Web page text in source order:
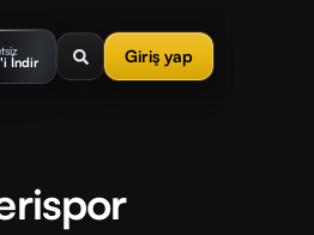
İndir Giriş yap